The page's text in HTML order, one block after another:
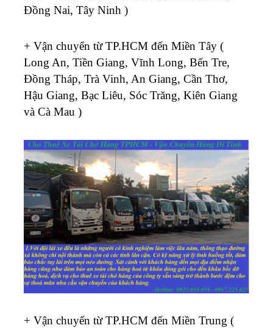
Đồng Nai, Tây Ninh )
+ Vận chuyển từ TP.HCM đến Miền Tây (
Long An, Tiền Giang, Vĩnh Long, Bến Tre,
Đồng Tháp, Trà Vinh, An Giang, Cần Thơ,
Hậu Giang, Bạc Liêu, Sóc Trăng, Kiên Giang
và Cà Mau )
+ Vận chuyển từ TP.HCM đến Miền Trung (